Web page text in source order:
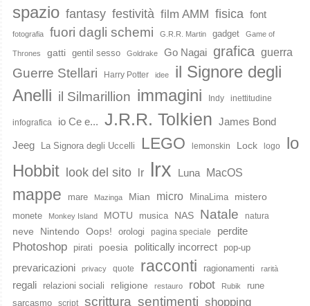
spazio fantasy festività film AMM fisica font
fotografia fuori dagli schemi G.R.R. Martin gadget Game of
Thrones gatti gentil sesso Goldrake Go Nagai grafica guerra
Guerre Stellari Harry Potter idee
il Signore degli
Anelli il Silmarillion immagini Indy inettitudine
infografica io Ce e... J.R.R. Tolkien James Bond
Jeeg La Signora degli Uccelli LEGO lemonskin Lock logo
lo
Hobbit look del sito lr lrx Luna MacOS
mappe mare Mazinga Mian micro MinaLima mistero
monete Monkey Island MOTU musica NAS Natale natura
neve Nintendo Oops! orologi pagina speciale perdite
Photoshop pirati poesia politically incorrect pop-up
prevaricazioni privacy quote racconti ragionamenti rarità
regali relazioni sociali religione restauro robot Rubik
rune
sarcasmo
script scrittura sentimenti shopping